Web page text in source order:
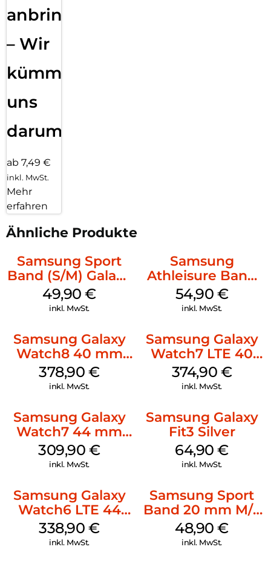
anbringen
– Wir
kümmern
uns
darum!
ab 7,49 €
inkl. MwSt.
Mehr
erfahren
Ähnliche Produkte
Samsung Sport
Band (S/M) Galaxy
Watch8/Watch8
Classic White
49,90€
inkl. MwSt.
Samsung
Athleisure Band
(S/M) Galaxy
Watch8/Watch8
54,90 €
inkl. MwSt.
Samsung Galaxy
Watch8 40 mm
Graphite
378,90€
inkl. MwSt.
Samsung Galaxy
Watch7 LTE 40
mm Cream
374,90 €
inkl. MwSt.
Samsung Galaxy
Watch7 44 mm
Silver
309,90€
inkl. MwSt.
Samsung Galaxy
Fit3 Silver
64,90€
inkl. MwSt.
Samsung Galaxy
Watch6 LTE 44
mm Graphite
338,90€
inkl. MwSt.
Samsung Sport
Band 20 mm M/L
Galaxy Watch
Series Silber
48,90€
inkl. MwSt.